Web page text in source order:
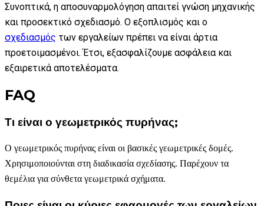
Συνοπτικά, η αποσυναρμολόγηση απαιτεί γνώση μηχανικής
και προσεκτικό σχεδιασμό. Ο εξοπλισμός και ο
σχεδιασμός των εργαλείων πρέπει να είναι άρτια
προετοιμασμένοι. Έτσι, εξασφαλίζουμε ασφάλεια και
εξαιρετικά αποτελέσματα.
FAQ
Τι είναι ο γεωμετρικός πυρήνας;
Ο γεωμετρικός πυρήνας είναι οι βασικές γεωμετρικές δομές.
Χρησιμοποιούνται στη διαδικασία σχεδίασης. Παρέχουν τα
θεμέλια για σύνθετα γεωμετρικά σχήματα.